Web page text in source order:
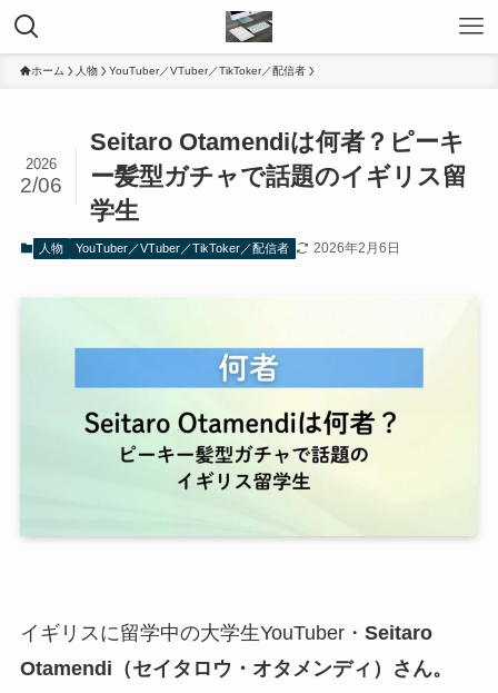
ホーム 人物 YouTuber／VTuber／TikToker／配信者
Seitaro Otamendiは何者？ピーキ
ー髪型ガチャで話題のイギリス留
学生
2026
2/06
人物 YouTuber／VTuber／TikToker／配信者 2026年2月6日
イギリスに留学中の大学生YouTuber・ Seitaro
Otamendi（セイタロウ・オタメンディ）さん。